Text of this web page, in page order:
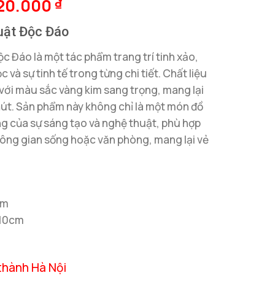
₫
Độc Đáo
Đáo là một tác phẩm trang trí tinh xảo,
và sự tinh tế trong từng chi tiết. Chất liệu
màu sắc vàng kim sang trọng, mang lại
Sản phẩm này không chỉ là một món đồ
của sự sáng tạo và nghệ thuật, phù hợp
gian sống hoặc văn phòng, mang lại vẻ
Hà Nội